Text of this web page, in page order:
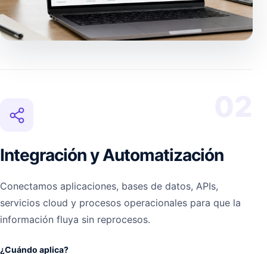
Integración y Automatización
Conectamos aplicaciones, bases de datos, APIs,
servicios cloud y procesos operacionales para que la
información fluya sin reprocesos.
¿Cuándo aplica?